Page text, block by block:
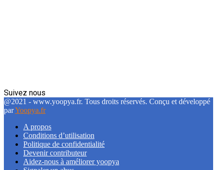
Suivez nous
Facebook
Twitter
Linkedin
@2021 - www.yoopya.fr. Tous droits réservés. Conçu et développé
parYoopya.fr
A propos
Conditions d’utilisation
Politique de confidentialité
Devenir contributeur
Aidez-nous à améliorer yoopya